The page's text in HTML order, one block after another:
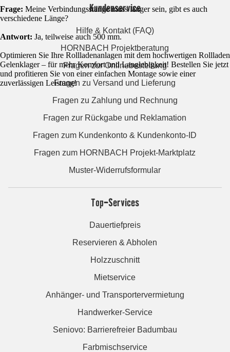
Frage: Meine Verbindungsstange muss länger sein, gibt es auch
verschiedene Länge?
Antwort: Ja, teilweise auch 500 mm.
Optimieren Sie Ihre Rollladenanlagen mit dem hochwertigen Rollladen
Gelenklager – für mehr Komfort und Langlebigkeit! Bestellen Sie jetzt
und profitieren Sie von einer einfachen Montage sowie einer
zuverlässigen Leistung!
Kundenservice
Hilfe & Kontakt (FAQ)
HORNBACH Projektberatung
Fragen zur Onlinebestellung
Fragen zu Versand und Lieferung
Fragen zu Zahlung und Rechnung
Fragen zur Rückgabe und Reklamation
Fragen zum Kundenkonto & Kundenkonto-ID
Fragen zum HORNBACH Projekt-Marktplatz
Muster-Widerrufsformular
Top-Services
Dauertiefpreis
Reservieren & Abholen
Holzzuschnitt
Mietservice
Anhänger- und Transportervermietung
Handwerker-Service
Seniovo: Barrierefreier Badumbau
Farbmischservice